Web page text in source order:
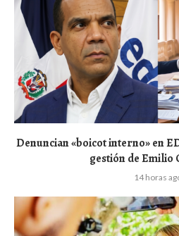
Denuncian «boicot interno» en
gestión de Emilio
14 horas